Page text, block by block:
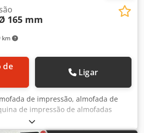
km
165 mm
Ligar
de impressão, almofada de
de impressão de almofadas
-Fabricante: Teca-Print, almofada de
de impressão de almofadas -